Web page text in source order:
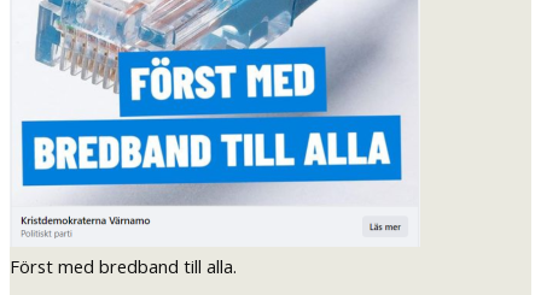
Först med bredband till alla.